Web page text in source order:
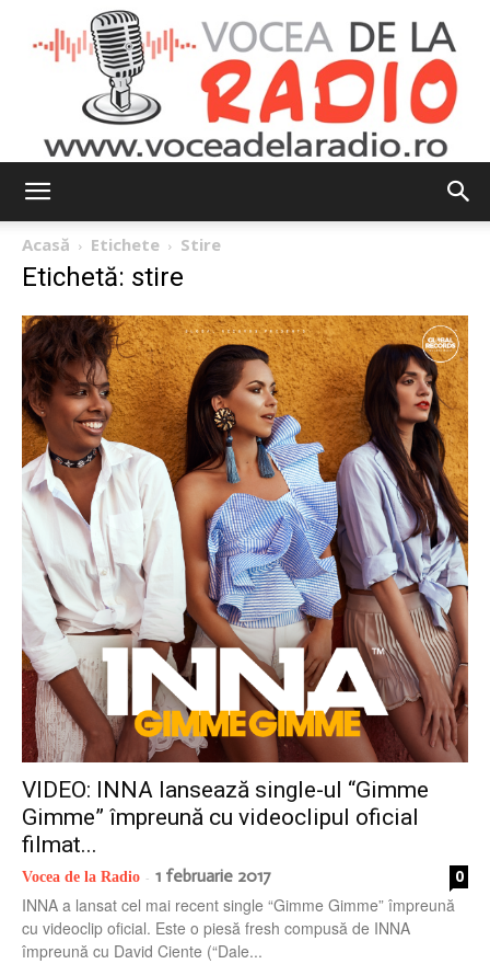
la
radio
Acasă Etichete Stire
Etichetă: stire
VIDEO: INNA lansează single-ul “Gimme
Gimme” împreună cu videoclipul oficial
filmat...
Vocea de la Radio - 1 februarie 2017 0
INNA a lansat cel mai recent single “Gimme Gimme” împreună
cu videoclip oficial. Este o piesă fresh compusă de INNA
împreună cu David Ciente (“Dale...